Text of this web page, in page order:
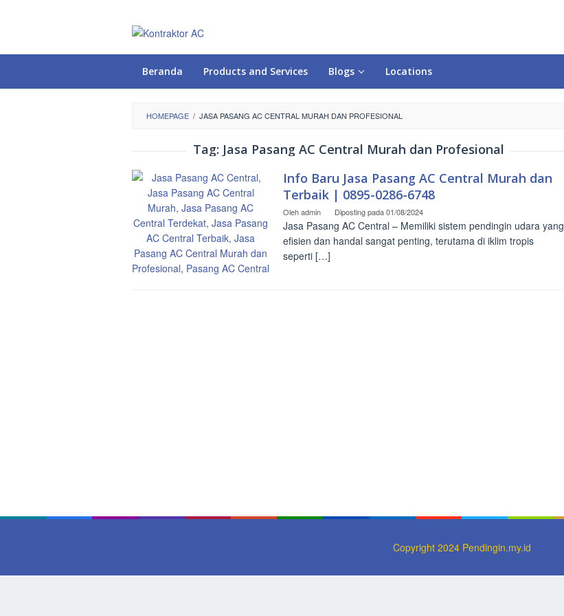
Beranda Products and Services Blogs Locations
HOMEPAGE / JASA PASANG AC CENTRAL MURAH DAN PROFESIONAL
Tag: Jasa Pasang AC Central Murah dan Profesional
Info Baru Jasa Pasang AC Central Murah dan
Terbaik | 0895-0286-6748
Olehadmin Diposting pada01/08/2024
Jasa Pasang AC Central – Memiliki sistem pendingin udara yang
efisien dan handal sangat penting, terutama di iklim tropis
seperti […]
Copyright 2024 Pendingin.my.id